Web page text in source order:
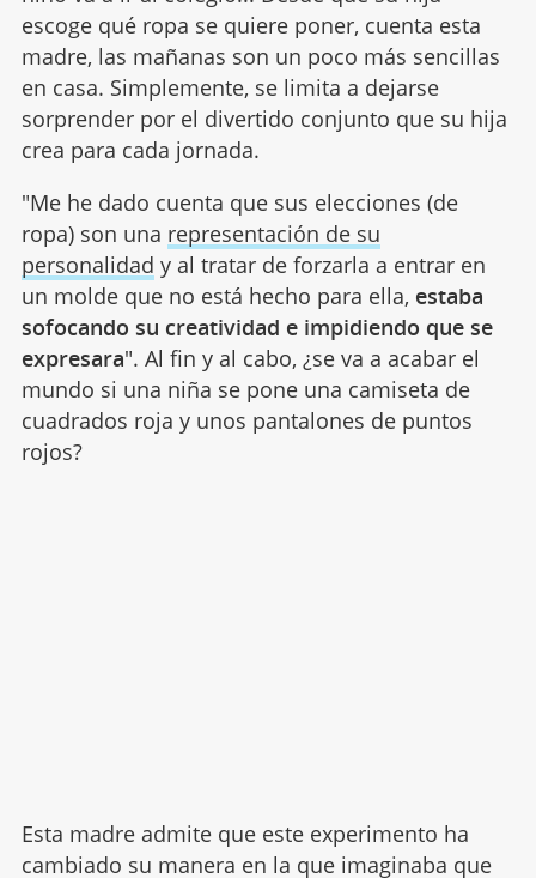
escoge qué ropa se quiere poner, cuenta esta
madre, las mañanas son un poco más sencillas
en casa. Simplemente, se limita a dejarse
sorprender por el divertido conjunto que su hija
crea para cada jornada.
"Me he dado cuenta que sus elecciones (de
ropa) son una representación de su
personalidad y al tratar de forzarla a entrar en
un molde que no está hecho para ella, estaba
sofocando su creatividad e impidiendo que se
expresara". Al fin y al cabo, ¿se va a acabar el
mundo si una niña se pone una camiseta de
cuadrados roja y unos pantalones de puntos
rojos?
Esta madre admite que este experimento ha
cambiado su manera en la que imaginaba que